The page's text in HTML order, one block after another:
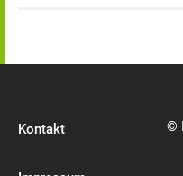
Kontakt ©